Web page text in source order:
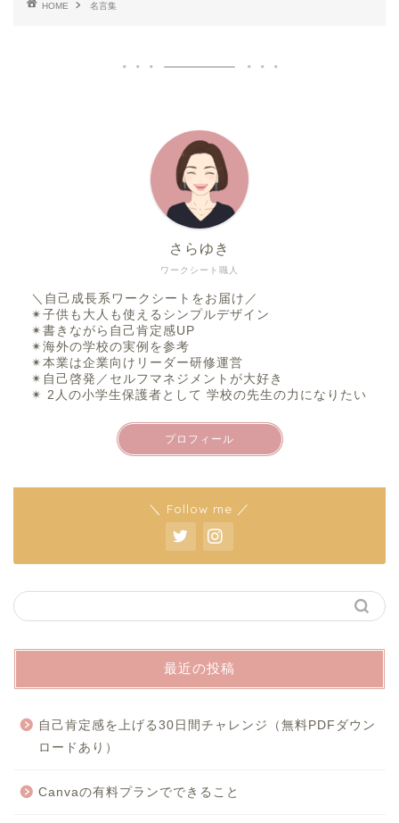
HOME 名言集
ワークシート職人
さらゆき
＼自己成長系ワークシートをお届け／
✴︎子供も大人も使えるシンプルデザイン
✴︎書きながら自己肯定感UP
✴︎海外の学校の実例を参考
✴︎本業は企業向けリーダー研修運営
✴︎自己啓発／セルフマネジメントが大好き
✴︎ 2人の小学生保護者として 学校の先生の力になりたい
プロフィール
＼ Follow me ／
最近の投稿
自己肯定感を上げる30日間チャレンジ（無料PDFダウン
ロードあり）
Canvaの有料プランでできること